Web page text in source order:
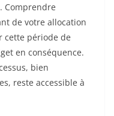
Comprendre
de votre allocation
cette période de
en conséquence.
bien
reste accessible à